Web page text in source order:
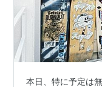
本日、特に予定は